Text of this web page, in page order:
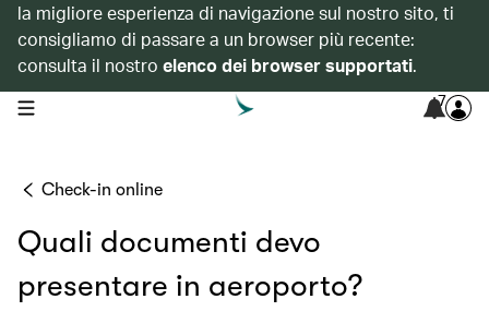
la migliore esperienza di navigazione sul nostro sito, ti
consigliamo di passare a un browser più recente:
consulta il nostro elenco dei browser supportati.
open navigation menu 7
Check-in online
Quali documenti devo
presentare in aeroporto?